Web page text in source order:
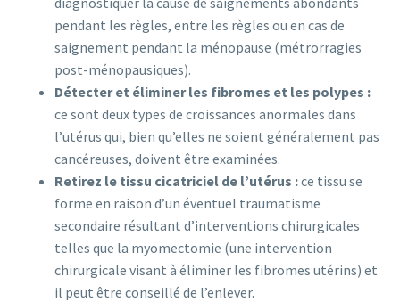
pendant les règles, entre les règles ou en cas de
saignement pendant la ménopause (métrorragies
post-ménopausiques).
Détecter et éliminer les fibromes et les polypes :
ce sont deux types de croissances anormales dans
l’utérus qui, bien qu’elles ne soient généralement pas
cancéreuses, doivent être examinées.
Retirez le tissu cicatriciel de l’utérus :ce tissu se
forme en raison d’un éventuel traumatisme
secondaire résultant d’interventions chirurgicales
telles que la myomectomie (une intervention
chirurgicale visant à éliminer les fibromes utérins) et
il peut être conseillé de l’enlever.